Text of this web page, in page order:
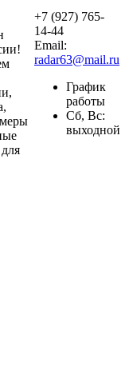
+7 (927) 765-
14-44
Email:
radar63@mail.ru
График
работы
Сб, Вс:
выходной